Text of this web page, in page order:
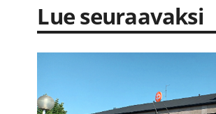
Lue seuraavaksi